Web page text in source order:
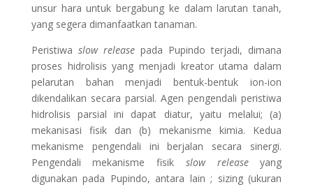
unsur hara untuk bergabung ke dalam larutan tanah,
yang segera dimanfaatkan tanaman.
Peristiwa slow releasepada Pupindo terjadi, dimana
proses hidrolisis yang menjadi kreator utama dalam
pelarutan bahan menjadi bentuk-bentuk ion-ion
dikendalikan secara parsial. Agen pengendali peristiwa
hidrolisis parsial ini dapat diatur, yaitu melalui; (a)
mekanisasi fisik dan (b) mekanisme kimia. Kedua
mekanisme pengendali ini berjalan secara sinergi.
Pengendali mekanisme fisik slow releaseyang
digunakan pada Pupindo, antara lain ; sizing (ukuran